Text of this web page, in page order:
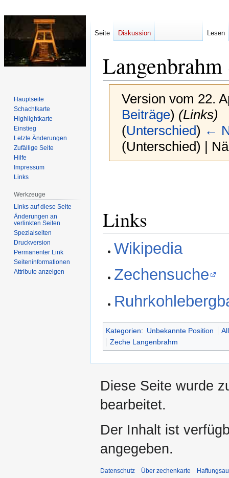
Langenbrahm
Version vom 22.
Beiträge) (Links)
(Unterschied) ←
(Unterschied) |
Links
Wikipedia
Zechensuche
Kategorien: Unbekannte Position
Zeche Langenbrahm
Seite Diskussion Lesen
Hauptseite
Schachtkarte
Highlightkarte
Einstieg
Letzte Änderungen
Zufällige Seite
Hilfe
Impressum
Links
Werkzeuge
Links auf diese Seite
Änderungen an
verlinkten Seiten
Spezialseiten
Druckversion
Permanenter Link
Seiten­­informationen
Attribute anzeigen
Diese Seite wurde
bearbeitet.
Der Inhalt ist
angegeben.
Datenschutz Über zechenkarte